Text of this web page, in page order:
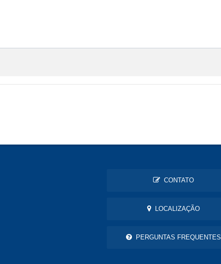
CONTATO
LOCALIZAÇÃO
PERGUNTAS FREQUENTES